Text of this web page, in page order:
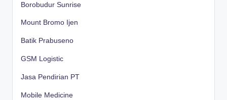
Borobudur Sunrise
Mount Bromo Ijen
Batik Prabuseno
GSM Logistic
Jasa Pendirian PT
Mobile Medicine